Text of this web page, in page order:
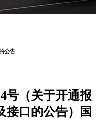
公告
号（关于开通报
接口的公告）国